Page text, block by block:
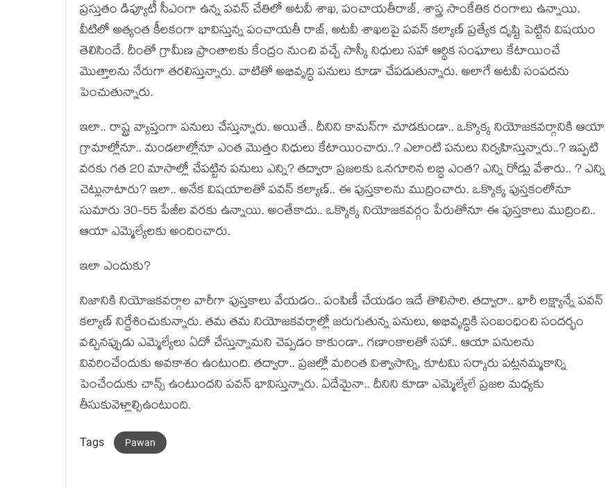
ప్ర‌స్తుతం డిప్యూటీ సీఎంగా ఉన్న ప‌వ‌న్ చేతిలో అట‌వీ శాఖ‌, పంచాయ‌తీరాజ్‌, శాస్త్ర సాంకేతిక రంగాలు ఉన్నాయి.
వీటిలో అత్యంత కీల‌కంగా భావిస్తున్న పంచాయ‌తీ రాజ్‌, అట‌వీ శాఖ‌ల‌పై ప‌వ‌న్ క‌ల్యాణ్ ప్ర‌త్యేక దృష్టి పెట్టిన విష‌యం
తెలిసిందే. దీంతో గ్రామీణ ప్రాంతాల‌కు కేంద్రం నుంచి వ‌చ్చే సాస్కీ నిధులు స‌హా ఆర్థిక సంఘాలు కేటాయించే
మొత్తాల‌ను నేరుగా త‌ర‌లిస్తున్నారు. వాటితో అభివృద్ధి ప‌నులు కూడా చేప‌డుతున్నారు. అలాగే అట‌వీ సంప‌ద‌ను
పెంచుతున్నారు.
ఇలా.. రాష్ట్ర వ్యాప్తంగా ప‌నులు చేస్తున్నారు. అయితే.. దీనిని కామ‌న్‌గా చూడ‌కుండా.. ఒక్కొక్క నియోజకవ‌ర్గానికి ఆయా
గ్రామాల్లోనూ.. మండ‌లాల్లోనూ ఎంత మొత్తం నిధులు కేటాయించారు..? ఎలాంటి ప‌నులు నిర్వ‌హిస్తున్నారు..? ఇప్ప‌టి
వ‌ర‌కు గ‌త 20 మాసాల్లో చేప‌ట్టిన ప‌నులు ఎన్ని? త‌ద్వారా ప్ర‌జ‌ల‌కు ఒన‌గూరిన ల‌బ్ధి ఎంత‌? ఎన్ని రోడ్లు వేశారు.. ? ఎన్ని
చెట్లునాటారు? ఇలా.. అనేక విష‌యాల‌తో ప‌వ‌న్ క‌ల్యాణ్‌.. ఈ పుస్త‌కాల‌ను ముద్రించారు. ఒక్కొక్క పుస్త‌కంలోనూ
సుమారు 30-55 పేజీల వ‌ర‌కు ఉన్నాయి. అంతేకాదు.. ఒక్కొక్క నియోజ‌క‌వ‌ర్గం పేరుతోనూ ఈ పుస్త‌కాలు ముద్రించి..
ఆయా ఎమ్మెల్యేల‌కు అందించారు.
ఇలా ఎందుకు?
నిజానికి నియోజ‌క‌వ‌ర్గాల వారీగా పుస్త‌కాలు వేయ‌డం.. పంపిణీ చేయ‌డం ఇదే తొలిసారి. త‌ద్వారా.. భారీ లక్ష్యాన్నే ప‌వ‌న్
క‌ల్యాణ్ నిర్దేశించుకున్నారు. త‌మ త‌మ నియోజ‌క‌వ‌ర్గాల్లో జ‌రుగుతున్న ప‌నులు, అభివృద్ధికి సంబంధించి సంద‌ర్భం
వ‌చ్చిన‌ప్పుడు ఎమ్మెల్యేలు ఏదో చేస్తున్నామ‌ని చెప్ప‌డం కాకుండా.. గ‌ణాంకాల‌తో స‌హా.. ఆయా ప‌నుల‌ను
వివ‌రించేందుకు అవ‌కాశం ఉంటుంది. త‌ద్వారా.. ప్ర‌జ‌ల్లో మ‌రింత విశ్వాసాన్ని, కూట‌మి స‌ర్కారు ప‌ట్ల‌న‌మ్మ‌కాన్ని
పెంచేందుకు చాన్స్ ఉంటుంద‌ని ప‌వ‌న్ భావిస్తున్నారు. ఏదేమైనా.. దీనిని కూడా ఎమ్మెల్యేలే ప్ర‌జ‌ల మ‌ధ్య‌కు
తీసుకువెళ్లాల్సిఉంటుంది.
Tags Pawan